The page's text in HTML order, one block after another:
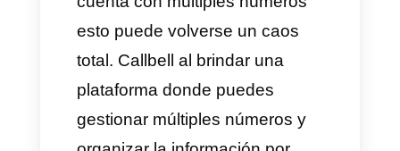
va tu negocio. Por eso, desde
Callbellte traemos estadísticas
avanzadas para cada número
de WhatsApp que posea tu